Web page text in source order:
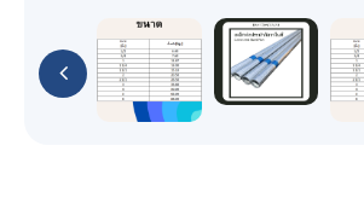
GA 11-26 / GA 11+-30
GAVSD+
GA 37-110 VSD+ (37-
Filter
6 mm (1/4") PRO-FLO
PUMP
13 mm (1/2") PRO-FLO
METAL PUMP
with safety gear
Yalehandy Ratchet
YaleLift IT Hand chain
push or geared type
Cable Puller and
API (ASTM) A53
เหล็กกล่องสี่เหลี่ยม
เหล็กรางน้ำ (Channel
เหล็กไอบีม (I-Beam
เหล็กสี่เหลี่ยมตัน (Steel
เหล็กแผ่น หรือ เหล็กแผ่น
Plate And Sheet)